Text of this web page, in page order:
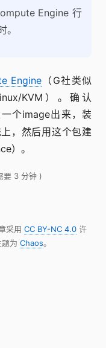
Engine 行
Engine （G社类似
KVM）。确认
个image出来，装
，然后用这个包建
）。
要 3 分钟 )
采用 CC BY-NC 4.0许
为 Chaos。